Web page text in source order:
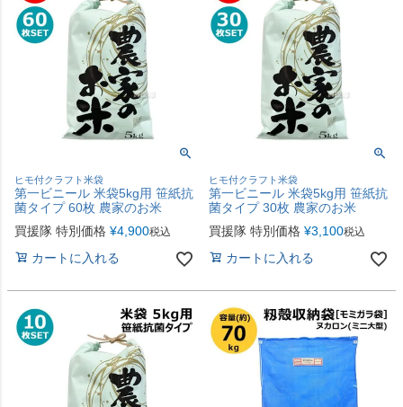
ヒモ付クラフト米袋
第一ビニール 米袋5kg用 笹紙抗
菌タイプ 60枚 農家のお米
買援隊 特別価格 ¥4,900税込
カートに入れる
ヒモ付クラフト米袋
第一ビニール 米袋5kg用 笹紙抗
菌タイプ 30枚 農家のお米
買援隊 特別価格 ¥3,100税込
カートに入れる